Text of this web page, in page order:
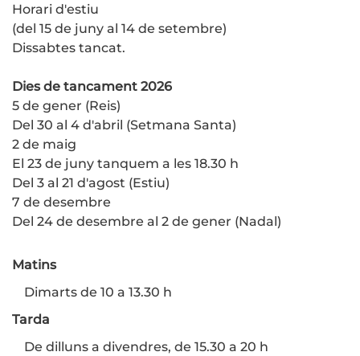
Horari d'estiu
(del 15 de juny al 14 de setembre)
Dissabtes tancat.
Dies de tancament 2026
5 de gener (Reis)
Del 30 al 4 d'abril (Setmana Santa)
2 de maig
El 23 de juny tanquem a les 18.30 h
Del 3 al 21 d'agost (Estiu)
7 de desembre
Del 24 de desembre al 2 de gener (Nadal)
Matins
Dimarts de 10 a 13.30 h
Tarda
De dilluns a divendres, de 15.30 a 20 h